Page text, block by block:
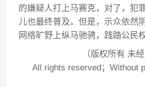
的嫌疑人打上马赛克，对了，犯
儿也最终普及。但是，示众依然
网络旷野上纵马驰骋，践踏公民
（版权所有 未
All rights reserved；Without